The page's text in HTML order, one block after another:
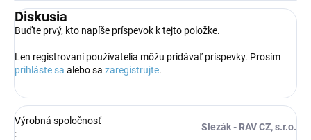
Diskusia
Buďte prvý, kto napíše príspevok k tejto položke.
Len registrovaní používatelia môžu pridávať príspevky. Prosím
prihláste sa alebo sa zaregistrujte.
Výrobná spoločnosť
:
Slezák - RAV CZ, s.r.o.